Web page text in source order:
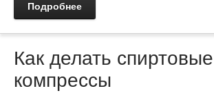
Подробнее
Как делать спиртовые
компрессы